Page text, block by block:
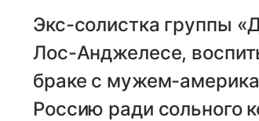
Экс-солистка группы
Лос-Анджелесе,
браке с мужем-
Россию ради сольного